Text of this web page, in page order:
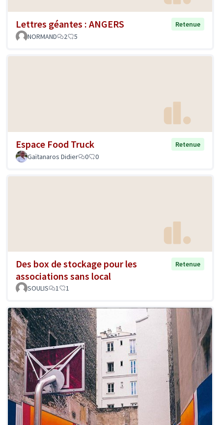
Lettres géantes : ANGERS
Retenue
NORMAND
2 5
Espace Food Truck
Retenue
Gaïtanaros Didier
0 0
Des box de stockage pour les
associations sans local
Retenue
SOULIS 1 1